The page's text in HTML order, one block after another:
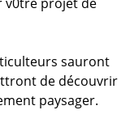
sauront
de découvrir
paysager.